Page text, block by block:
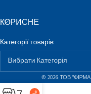
КОРИСНЕ
Категорії товарів
© 2026 ТОВ "ФІРМА